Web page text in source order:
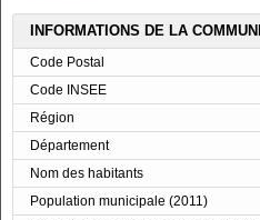
INFORMATIONS DE LA
Code Postal
Code INSEE
Région
Département
Nom des habitants
Population municipale (2011)